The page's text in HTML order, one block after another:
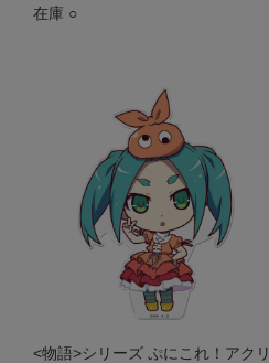
在庫 ○
<物語>シリーズ ぷにこれ！アクリ